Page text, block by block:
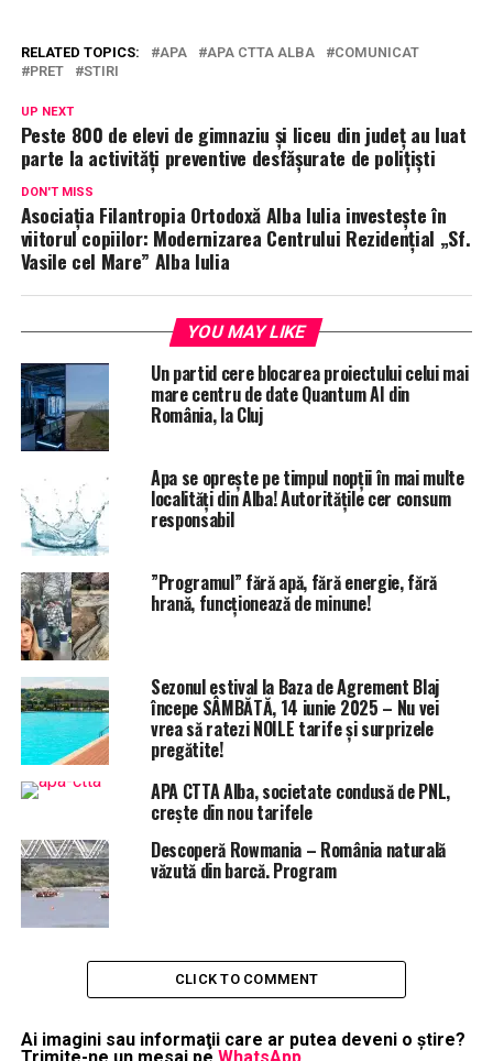
RELATED TOPICS: APA APA CTTA ALBA
COMUNICAT
PRET
STIRI
UP NEXT
Peste 800 de elevi de gimnaziu și liceu din județ au luat
parte la activități preventive desfășurate de polițiști
DON'T MISS
Asociația Filantropia Ortodoxă Alba Iulia investește în
viitorul copiilor: Modernizarea Centrului Rezidențial „Sf.
Vasile cel Mare” Alba Iulia
YOU MAY LIKE
Un partid cere blocarea proiectului celui mai
mare centru de date Quantum AI din
România, la Cluj
Apa se oprește pe timpul nopții în mai multe
localități din Alba! Autoritățile cer consum
responsabil
”Programul” fără apă, fără energie, fără
hrană, funcționează de minune!
Sezonul estival la Baza de Agrement Blaj
începe SÂMBĂTĂ, 14 iunie 2025 – Nu vei
vrea să ratezi NOILE tarife și surprizele
pregătite!
APA CTTA Alba, societate condusă de PNL,
crește din nou tarifele
Descoperă Rowmania – România naturală
văzută din barcă. Program
CLICK TO COMMENT
Ai imagini sau informaţii care ar putea deveni o ştire?